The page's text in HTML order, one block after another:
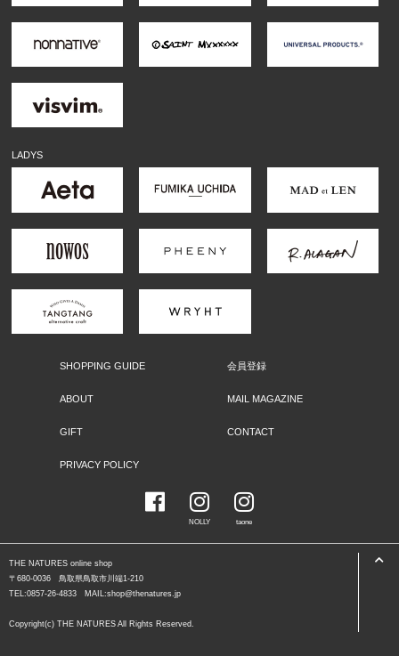
LADYS
SHOPPING GUIDE 会員登録
ABOUT MAIL MAGAZINE
GIFT CONTACT
PRIVACY POLICY
NOLLY taone
THE NATURES online shop
〒680-0036 鳥取県鳥取市川端1-210
TEL:0857-26-4833 MAIL:shop@thenatures.jp
Copyright(c) THE NATURES All Rights Reserved.